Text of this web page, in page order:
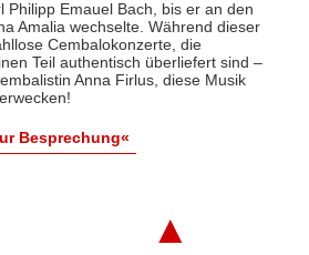
Philipp Emauel Bach, bis er an den
Amalia wechselte. Während dieser
Cembalokonzerte, die
Teil authentisch überliefert sind –
Anna Firlus, diese Musik
Besprechung«
▲